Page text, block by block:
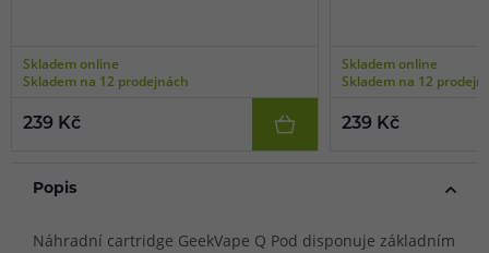
Skladem online
Skladem na 12 prodejnách
239 Kč
Skladem online
Skladem na 12
239 Kč
Popis
Náhradní cartridge GeekVape Q Pod disponuje základním